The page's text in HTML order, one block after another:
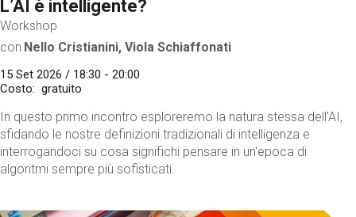
L’AI è intelligente?
Workshop
con Nello Cristianini, Viola Schiaffonati
15 Set 2026 / 18:30 - 20:00
Costo
gratuito
In questo primo incontro esploreremo la natura stessa dell'AI,
sfidando le nostre definizioni tradizionali di intelligenza e
interrogandoci su cosa significhi pensare in un'epoca di
algoritmi sempre più sofisticati.